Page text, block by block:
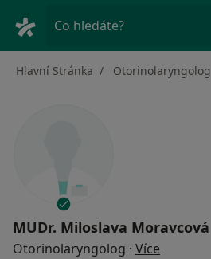
Co hledáte?
Hlavní Stránka Otorinolaryngolog
MUDr. Miloslava Moravcová
Otorinolaryngolog · Více